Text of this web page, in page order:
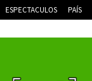
ESPECTACULOS PAÍS